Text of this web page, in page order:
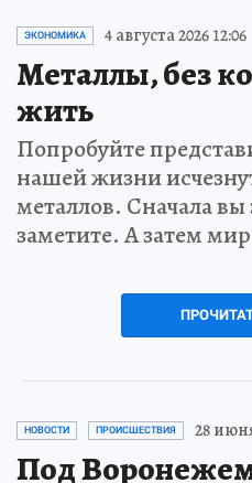
ЭКОНОМИКА 4 августа 2026 12:06
Металлы, без
жить
Попробуйте
нашей жизни
металлов. Сначала вы
заметите. А затем
НОВОСТИ ПРОИСШЕСТВИЯ 28
Под